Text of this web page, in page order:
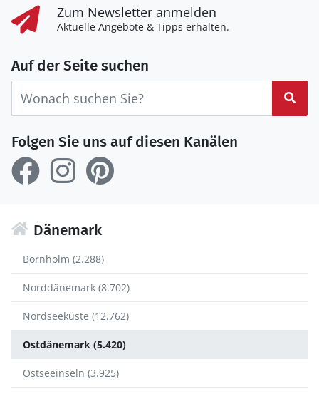
Zum Newsletter anmelden
Aktuelle Angebote & Tipps erhalten.
Auf der Seite suchen
Folgen Sie uns auf diesen Kanälen
Dänemark
Bornholm (2.288)
Norddänemark (8.702)
Nordseeküste (12.762)
Ostdänemark (5.420)
Ostseeinseln (3.925)